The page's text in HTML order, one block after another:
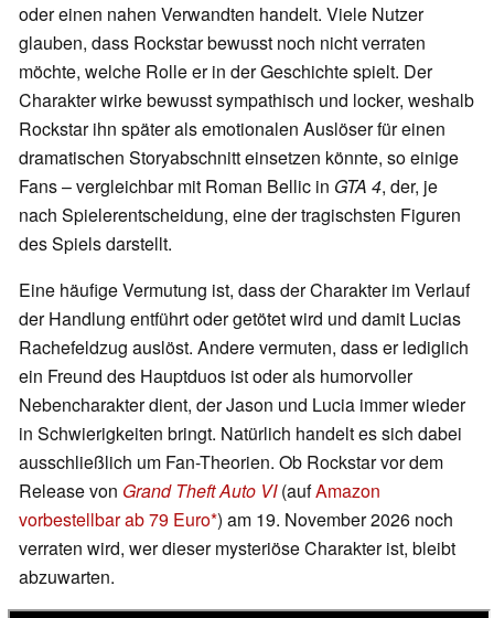
oder einen nahen Verwandten handelt. Viele Nutzer
glauben, dass Rockstar bewusst noch nicht verraten
möchte, welche Rolle er in der Geschichte spielt. Der
Charakter wirke bewusst sympathisch und locker, weshalb
Rockstar ihn später als emotionalen Auslöser für einen
dramatischen Storyabschnitt einsetzen könnte, so einige
Fans – vergleichbar mit Roman Bellic in GTA 4, der, je
nach Spielerentscheidung, eine der tragischsten Figuren
des Spiels darstellt.
Eine häufige Vermutung ist, dass der Charakter im Verlauf
der Handlung entführt oder getötet wird und damit Lucias
Rachefeldzug auslöst. Andere vermuten, dass er lediglich
ein Freund des Hauptduos ist oder als humorvoller
Nebencharakter dient, der Jason und Lucia immer wieder
in Schwierigkeiten bringt. Natürlich handelt es sich dabei
ausschließlich um Fan-Theorien. Ob Rockstar vor dem
Release von Grand Theft Auto VI(aufAmazon
vorbestellbar ab 79 Euro ) am 19. November 2026 noch
verraten wird, wer dieser mysteriöse Charakter ist, bleibt
abzuwarten.